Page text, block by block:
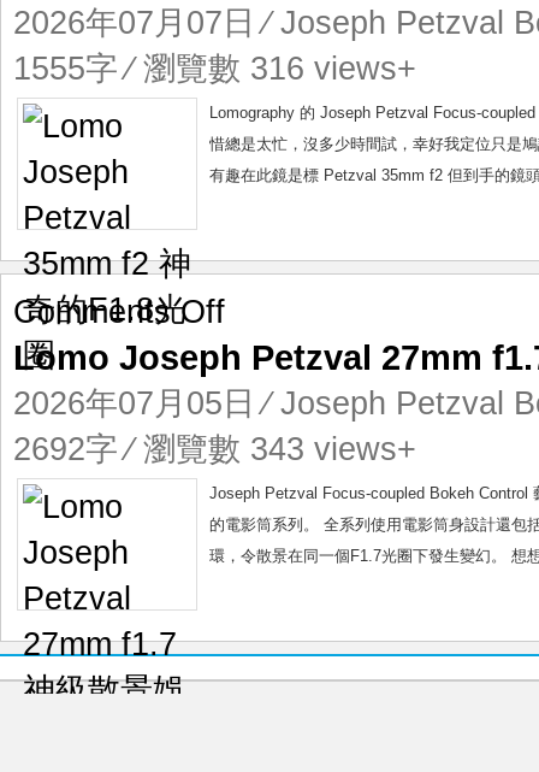
35mm
f2
神
奇
的
光
2026年07月07日 ⁄Joseph Petzval
1555字 ⁄ 瀏覽數 316 views+
Lomography 的 Joseph Petzval Focus-
惜總是太忙，沒多少時間試，幸好我定位只是
有趣在此鏡是標 Petzval 35mm f2 但到手的鏡
Comments Offon
Joseph
27mm
f1.7
神
級
散
娛
裝
Lomo Joseph Petzval 27mm
2026年07月05日 ⁄Joseph Petzval
2692字 ⁄ 瀏覽數 343 views+
Joseph Petzval Focus-coupled Bokeh Control
的電影筒系列。 全系列使用電影筒身設計還包
環，令散景在同一個F1.7光圈下發生變幻。